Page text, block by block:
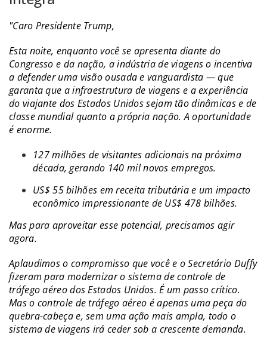
"Caro Presidente Trump,
Esta noite, enquanto você se apresenta diante do
Congresso e da nação, a indústria de viagens o incentiva
a defender uma visão ousada e vanguardista — que
garanta que a infraestrutura de viagens e a experiência
do viajante dos Estados Unidos sejam tão dinâmicas e de
classe mundial quanto a própria nação. A oportunidade
é enorme.
127 milhões de visitantes adicionais na próxima
década, gerando 140 mil novos empregos.
US$ 55 bilhões em receita tributária e um impacto
econômico impressionante de US$ 478 bilhões.
Mas para aproveitar esse potencial, precisamos agir
agora.
Aplaudimos o compromisso que você e o Secretário Duffy
fizeram para modernizar o sistema de controle de
tráfego aéreo dos Estados Unidos. É um passo crítico.
Mas o controle de tráfego aéreo é apenas uma peça do
quebra-cabeça e, sem uma ação mais ampla, todo o
sistema de viagens irá ceder sob a crescente demanda.